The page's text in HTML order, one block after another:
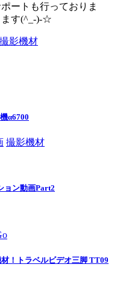
ートも行っておりま
ます(^_-)-☆
撮影機材
α6700
撮影機材
ョン動画Part2
！トラベルビデオ三脚 TT09